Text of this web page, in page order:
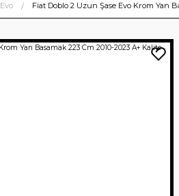
Evo Fiat Doblo 2 Uzun Şase Evo Krom Yan